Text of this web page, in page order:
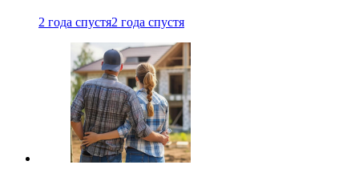
2 года спустя2 года спустя